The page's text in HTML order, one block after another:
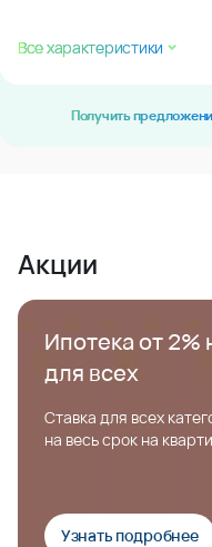
Все характеристики
Получить
Акции
Ипотека от 2%
для всех
Ставка для всех
на весь срок на
Узнать подробнее